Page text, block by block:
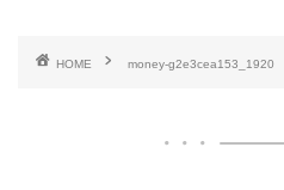
HOME money-g2e3cea153_1920